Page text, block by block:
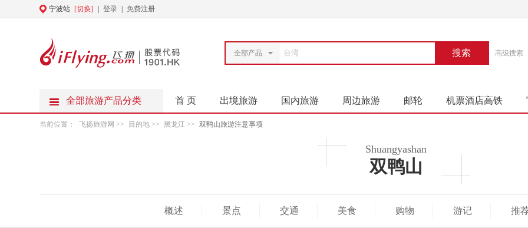
宁波站 [切换] 登录 免费注册
全部产品 搜索 高级搜索
全部旅游产品分类 首 页 出境旅游 国内旅游 周边旅游 邮轮 机票酒店高铁
当前位置： 飞扬旅游网 >> 目的地 >> 黑龙江 >> 双鸭山旅游注意事项
Shuangyashan
双鸭山
概述 景点 交通 美食 购物 游记 推